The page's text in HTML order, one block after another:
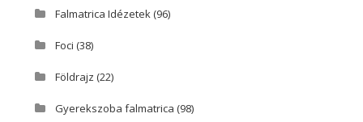
Falmatrica Idézetek(96)
Foci (38)
Földrajz (22)
Gyerekszoba falmatrica (98)